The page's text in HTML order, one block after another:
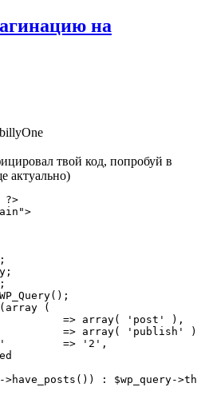
на
твой код, попробуй в
актуально)
?>
(
=> array( 'post' ),
=> array( 'publish'
=> '2',
>have_posts()) : $wp_query-